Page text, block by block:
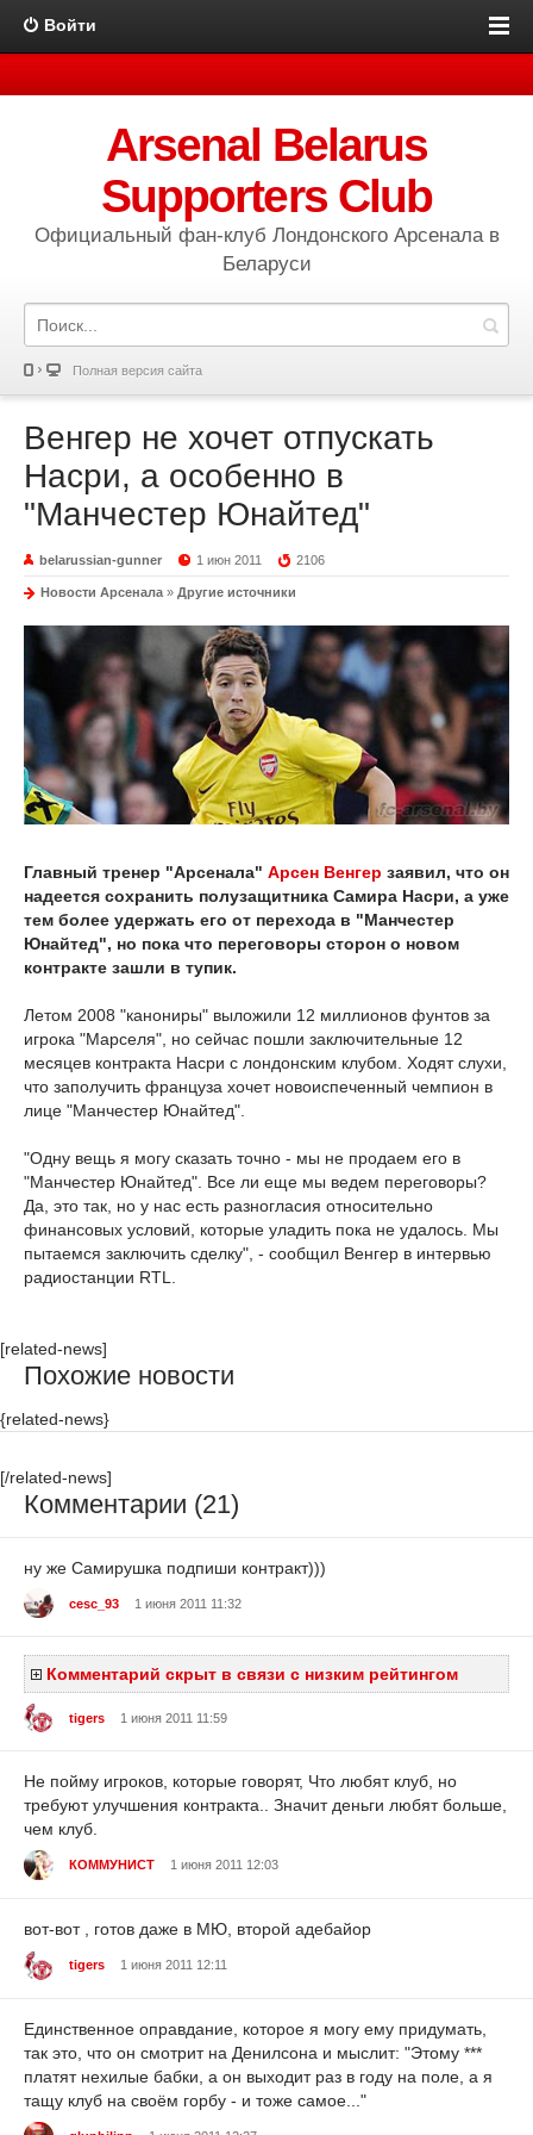
Войти
Arsenal Belarus
Supporters Club
Официальный фан-клуб Лондонского Арсенала в
Беларуси
Полная версия сайта
Венгер не хочет отпускать
Насри, а особенно в
"Манчестер Юнайтед"
belarussian-gunner 1 июн 2011 2106
Новости Арсенала » Другие источники
Главный тренер "Арсенала" Арсен Венгер заявил, что он
надеется сохранить полузащитника Самира Насри, а уже
тем более удержать его от перехода в "Манчестер
Юнайтед", но пока что переговоры сторон о новом
контракте зашли в тупик.
Летом 2008 "канониры" выложили 12 миллионов фунтов за
игрока "Марселя", но сейчас пошли заключительные 12
месяцев контракта Насри с лондонским клубом. Ходят слухи,
что заполучить француза хочет новоиспеченный чемпион в
лице "Манчестер Юнайтед".
"Одну вещь я могу сказать точно - мы не продаем его в
"Манчестер Юнайтед". Все ли еще мы ведем переговоры?
Да, это так, но у нас есть разногласия относительно
финансовых условий, которые уладить пока не удалось. Мы
пытаемся заключить сделку", - сообщил Венгер в интервью
радиостанции RTL.
[related-news]
Похожие новости
{related-news}
[/related-news]
Комментарии (21)
ну же Самирушка подпиши контракт)))
cesc_93 1 июня 2011 11:32
Комментарий скрыт в связи с низким рейтингом
tigers 1 июня 2011 11:59
Не пойму игроков, которые говорят, Что любят клуб, но
требуют улучшения контракта.. Значит деньги любят больше,
чем клуб.
КОММУНИСТ 1 июня 2011 12:03
вот-вот , готов даже в МЮ, второй адебайор
tigers 1 июня 2011 12:11
Единственное оправдание, которое я могу ему придумать,
так это, что он смотрит на Денилсона и мыслит: "Этому ***
платят нехилые бабки, а он выходит раз в году на поле, а я
тащу клуб на своём горбу - и тоже самое..."